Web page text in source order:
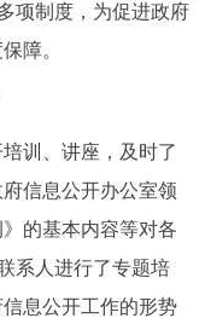
项制度，为促进政府
障。
训、讲座，及时了
信息公开办公室领
的基本内容等对各
系人进行了专题培
息公开工作的形势